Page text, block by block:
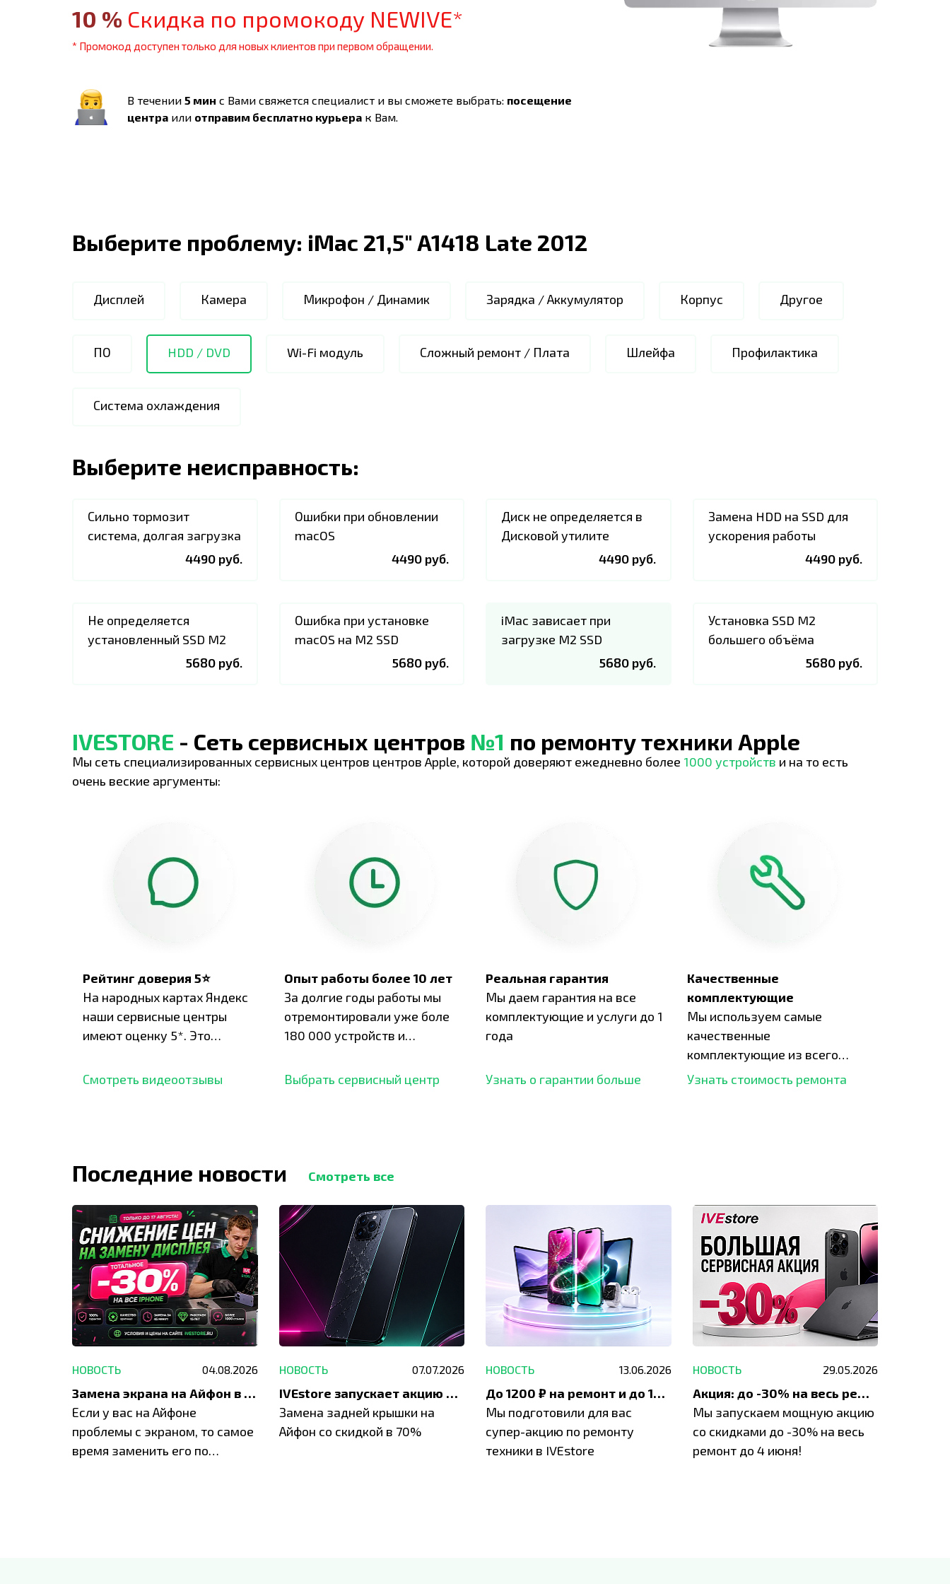
10 % Скидка по промокоду NEWIVE*
* Промокод доступен только для новых клиентов при первом обращении.
В течении 5 мин с Вами свяжется специалист и вы сможете выбрать: посещение
центра или отправим бесплатно курьера к Вам.
Выберите проблему: iMac 21,5" A1418 Late 2012
Дисплей Камера Микрофон / Динамик Зарядка / Аккумулятор Корпус Другое
ПО HDD / DVD Wi-Fi модуль Сложный ремонт / Плата Шлейфа Профилактика
Система охлаждения
Выберите неисправность:
Сильно тормозит
система, долгая загрузка
4490 руб.
Ошибки при обновлении
macOS
4490 руб.
Диск не определяется в
Дисковой утилите
4490 руб.
Замена HDD на SSD для
ускорения работы
4490 руб.
Не определяется
установленный SSD M2
5680 руб.
Ошибка при установке
macOS на M2 SSD
5680 руб.
iMac зависает при
загрузке M2 SSD
5680 руб.
Установка SSD M2
большего объёма
5680 руб.
IVESTORE - Сеть сервисных центров №1 по ремонту техники Apple
Мы сеть специализированных сервисных центров центров Apple, которой доверяют ежедневно более 1000 устройств и на то есть
очень веские аргументы:
Рейтинг доверия 5⭐
На народных картах Яндекс
наши сервисные центры
имеют оценку 5*. Это
отзывов,
Смотреть видеоотзывы
Опыт работы более 10 лет
За долгие годы работы мы
отремонтировали уже боле
180 000 устройств и
опыт.
Выбрать сервисный центр
Реальная гарантия
Мы даем гарантия на все
комплектующие и услуги до 1
года
Узнать о гарантии больше
Качественные
комплектующие
Мы используем самые
качественные
комплектующие из всего
рынка и используем самое
Узнать стоимость ремонта
Последние новости Смотреть все
НОВОСТЬ 04.08.2026
Замена экрана на Айфон в Москве и Балашихе
Если у вас на Айфоне
проблемы с экраном, то самое
время заменить его по
НОВОСТЬ 07.07.2026
IVEstore запускает акцию на замену заднего стекла
Замена задней крышки на
Айфон со скидкой в 70%
НОВОСТЬ 13.06.2026
До 1200 ₽ на ремонт и до 1500 ₽ на покупку техники Apple
Мы подготовили для вас
супер-акцию по ремонту
техники в IVEstore
НОВОСТЬ 29.05.2026
Акция: до -30% на весь ремонт техники Apple
Мы запускаем мощную акцию
со скидками до -30% на весь
ремонт до 4 июня!